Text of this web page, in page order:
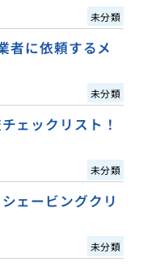
未分類
者に依頼するメ
未分類
ェックリスト！
未分類
ェービングクリ
未分類